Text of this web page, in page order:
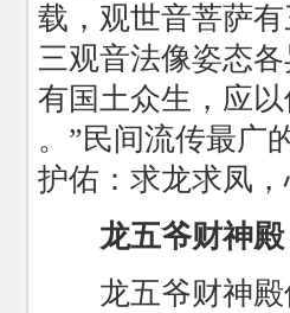
载，观世音菩萨
三观音法像姿态
有国土众生，应
。”民间流传最广
护佑：求龙求凤
龙五爷财神殿
龙五爷财神殿